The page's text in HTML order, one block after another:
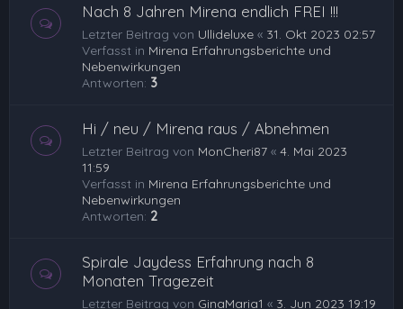
Nach 8 Jahren Mirena endlich FREI !!!
Letzter Beitrag von Ullideluxe « 31. Okt 2023 02:57
Verfasst in Mirena Erfahrungsberichte und
Nebenwirkungen
Antworten: 3
Hi / neu / Mirena raus / Abnehmen
Letzter Beitrag von MonCheri87 « 4. Mai 2023
11:59
Verfasst in Mirena Erfahrungsberichte und
Nebenwirkungen
Antworten: 2
Spirale Jaydess Erfahrung nach 8
Monaten Tragezeit
Letzter Beitrag von GinaMaria1 « 3. Jun 2023 19:19